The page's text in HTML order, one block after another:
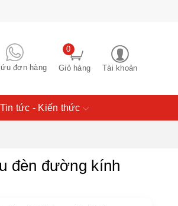
Tài khoản
0
Giỏ hàng
đơn hàng
Tin tức - Kiến thức
đèn đường kính